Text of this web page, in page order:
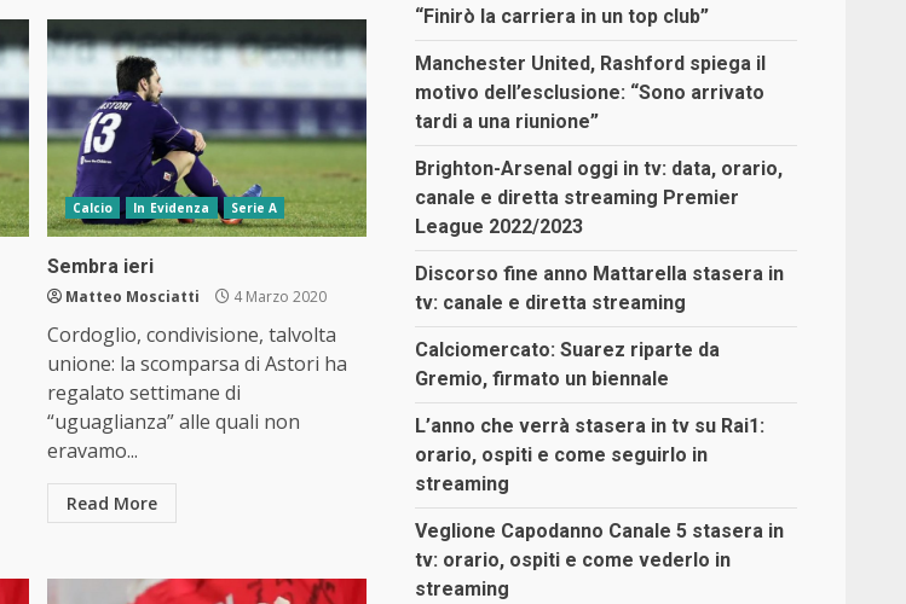
Calcio In Evidenza Serie A
Sembra ieri
Matteo Mosciatti 4 Marzo 2020
Cordoglio, condivisione, talvolta
unione: la scomparsa di Astori ha
regalato settimane di
“uguaglianza” alle quali non
eravamo...
Read More
“Finirò la carriera in un top club”
Manchester United, Rashford spiega il
motivo dell’esclusione: “Sono arrivato
tardi a una riunione”
Brighton-Arsenal oggi in tv: data, orario,
canale e diretta streaming Premier
League 2022/2023
Discorso fine anno Mattarella stasera in
tv: canale e diretta streaming
Calciomercato: Suarez riparte da
Gremio, firmato un biennale
L’anno che verrà stasera in tv su Rai1:
orario, ospiti e come seguirlo in
streaming
Veglione Capodanno Canale 5 stasera in
tv: orario, ospiti e come vederlo in
streaming